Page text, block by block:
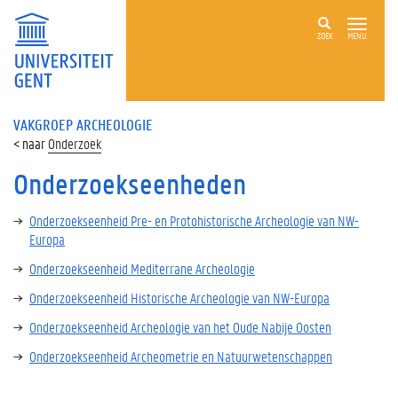
ZOEK MENU
VAKGROEP ARCHEOLOGIE
Onderzoek
Onderzoekseenheden
Onderzoekseenheid Pre- en Protohistorische Archeologie van NW-
Europa
Onderzoekseenheid Mediterrane Archeologie
Onderzoekseenheid Historische Archeologie van NW-Europa
Onderzoekseenheid Archeologie van het Oude Nabije Oosten
Onderzoekseenheid Archeometrie en Natuurwetenschappen